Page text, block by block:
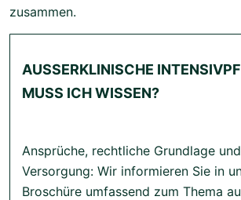
zusammen.
AUSSERKLINISCHE
USS ICH WISSEN?
Ansprüche, rechtliche Grundlage
Versorgung: Wir informieren Sie in
Broschüre umfassend zum Thema